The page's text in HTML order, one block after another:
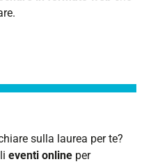
sulla laurea per te?
eventi online per